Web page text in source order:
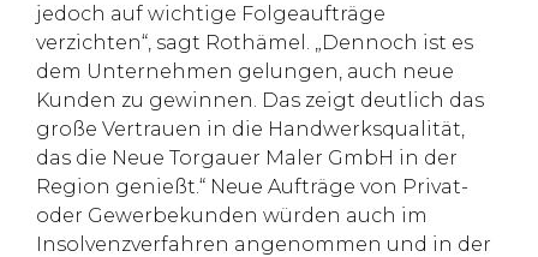
jedoch auf wichtige Folgeaufträge
verzichten“, sagt Rothämel. „Dennoch ist es
dem Unternehmen gelungen, auch neue
Kunden zu gewinnen. Das zeigt deutlich das
große Vertrauen in die Handwerksqualität,
das die Neue Torgauer Maler GmbH in der
Region genießt.“ Neue Aufträge von Privat-
oder Gewerbekunden würden auch im
Insolvenzverfahren angenommen und in der